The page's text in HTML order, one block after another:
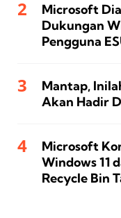
Microsoft
Dukungan
Pengguna
Mantap,
Akan Hadir
Microsoft
Windows 11
Recycle Bin